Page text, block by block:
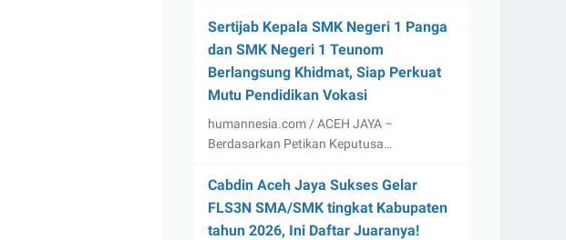
Sertijab Kepala SMK Negeri 1 Panga
dan SMK Negeri 1 Teunom
Berlangsung Khidmat, Siap Perkuat
Mutu Pendidikan Vokasi
humannesia.com / ACEH JAYA –
Berdasarkan Petikan Keputusa…
Cabdin Aceh Jaya Sukses Gelar
FLS3N SMA/SMK tingkat Kabupaten
tahun 2026, Ini Daftar Juaranya!